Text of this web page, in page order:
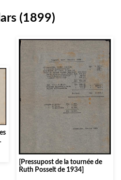
(1899)
[Pressupost de la tournée de
Ruth Posselt de 1934]